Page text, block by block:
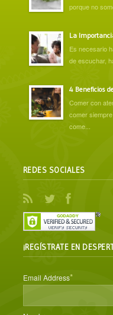
porque no
La
Es necesario
de escuchar,
4 Beneficios
Comer con
comer
come...
REDES SOCIALES
¡REGÍSTRATE EN
Email Address*